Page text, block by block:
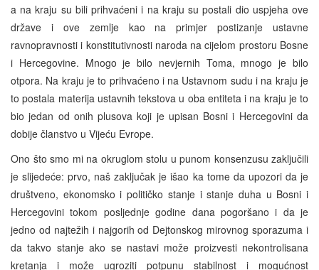
a na kraju su bili prihvaćeni i na kraju su postali dio uspjeha ove
države i ove zemlje kao na primjer postizanje ustavne
ravnopravnosti i konstitutivnosti naroda na cijelom prostoru Bosne
i Hercegovine. Mnogo je bilo nevjernih Toma, mnogo je bilo
otpora. Na kraju je to prihvaćeno i na Ustavnom sudu i na kraju je
to postala materija ustavnih tekstova u oba entiteta i na kraju je to
bio jedan od onih plusova koji je upisan Bosni i Hercegovini da
dobije članstvo u Vijeću Evrope.
Ono što smo mi na okruglom stolu u punom konsenzusu zaključili
je slijedeće: prvo, naš zaključak je išao ka tome da upozori da je
društveno, ekonomsko i političko stanje i stanje duha u Bosni i
Hercegovini tokom posljednje godine dana pogoršano i da je
jedno od najtežih i najgorih od Dejtonskog mirovnog sporazuma i
da takvo stanje ako se nastavi može proizvesti nekontrolisana
kretanja i može ugroziti potpunu stabilnost i mogućnost